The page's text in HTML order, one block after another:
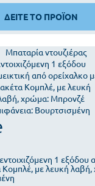
ΔΕΙΤΕ ΤΟ ΠΡΟΪΟΝ
1 εξόδου
Κομπλέ, με λευκή